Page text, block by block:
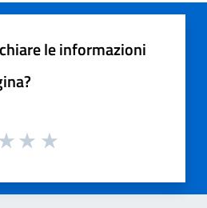
le informazioni